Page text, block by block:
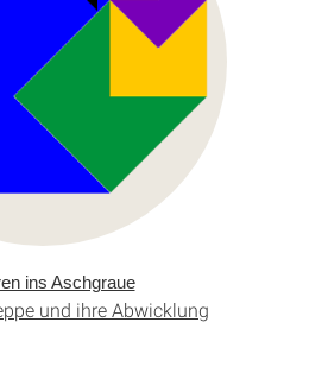
ins Aschgraue
und ihre Abwicklung